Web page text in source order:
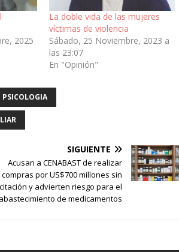
2025
La doble vida de las mujeres
víctimas de violencia
Sábado, 25 Noviembre, 2023 a
las 23:07
En "Opinión"
PSICOLOGIA
SIGUIENTE
Acusan a CENABAST de realizar
compras por US$700 millones sin
y advierten riesgo para el
abastecimiento de medicamentos